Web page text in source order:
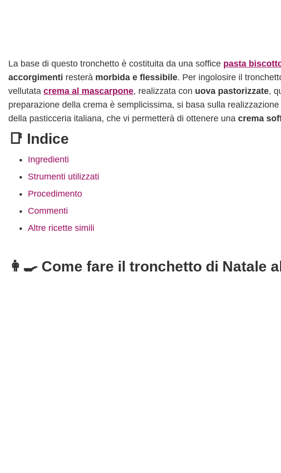
La base di questo tronchetto è costituita da una soffice pasta
accorgimenti resterà morbida e flessibile. Per ingolosire il
vellutata crema al mascarpone, realizzata con uova pastorizzate,
preparazione della crema è semplicissima, si basa sulla
della pasticceria italiana, che vi permetterà di ottenere una crema
📑 Indice
Ingredienti
Strumenti utilizzati
Procedimento
Commenti
Altre ricette simili
👩‍🍳 Come fare il tronchetto di Natale